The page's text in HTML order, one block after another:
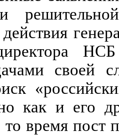
своей
как и его
время пост